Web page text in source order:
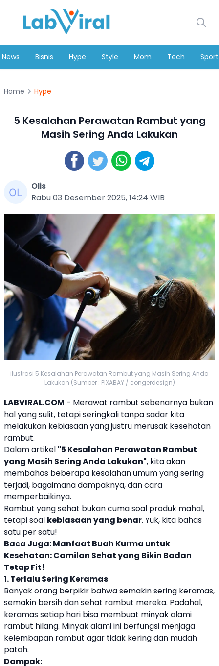
News Bisnis Hype Style Mom Tech Sport
Home Hype
5 Kesalahan Perawatan Rambut yang
Masih Sering Anda Lakukan
Olis
Rabu 03 Desember 2025, 14:24 WIB
ilustrasi 5 Kesalahan Perawatan Rambut yang Masih Sering Anda
Lakukan (Sumber : PIXABAY / congerdesign)
LABVIRAL.COM - Merawat rambut sebenarnya bukan
hal yang sulit, tetapi seringkali tanpa sadar kita
melakukan kebiasaan yang justru merusak kesehatan
rambut.
Dalam artikel "5 Kesalahan Perawatan Rambut
yang Masih Sering Anda Lakukan", kita akan
membahas beberapa kesalahan umum yang sering
terjadi, bagaimana dampaknya, dan cara
memperbaikinya.
Rambut yang sehat bukan cuma soal produk mahal,
tetapi soal kebiasaan yang benar. Yuk, kita bahas
satu per satu!
Baca Juga:Manfaat Buah Kurma untuk
Kesehatan: Camilan Sehat yang Bikin Badan
Tetap Fit!
1. Terlalu Sering Keramas
Banyak orang berpikir bahwa semakin sering keramas,
semakin bersih dan sehat rambut mereka. Padahal,
keramas setiap hari bisa membuat minyak alami
rambut hilang. Minyak alami ini berfungsi menjaga
kelembapan rambut agar tidak kering dan mudah
patah.
Dampak: